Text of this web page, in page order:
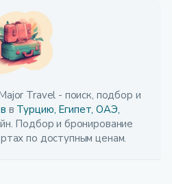
Travel - поиск, подбор и
в Турцию, Египет, ОАЭ,
Подбор и бронирование
по доступным ценам.